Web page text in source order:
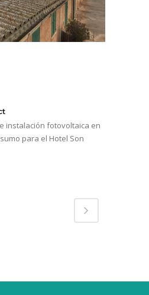
instalación fotovoltaica en
para el Hotel Son